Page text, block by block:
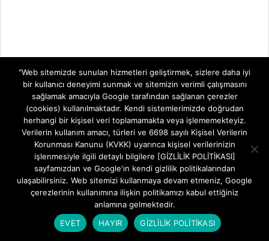
"Web sitemizde sunulan hizmetleri geliştirmek, sizlere daha iyi
bir kullanıcı deneyimi sunmak ve sitemizin verimli çalışmasını
sağlamak amacıyla Google tarafından sağlanan çerezler
(cookies) kullanılmaktadır. Kendi sistemlerimizde doğrudan
herhangi bir kişisel veri toplamamakta veya işlememekteyiz.
Verilerin kullanım amacı, türleri ve 6698 sayılı Kişisel Verilerin
Korunması Kanunu (KVKK) uyarınca kişisel verilerinizin
işlenmesiyle ilgili detaylı bilgilere [GİZLİLİK POLİTİKASI]
sayfamızdan ve Google'ın kendi gizlilik politikalarından
ulaşabilirsiniz. Web sitemizi kullanmaya devam etmeniz, Google
çerezlerinin kullanımına ilişkin politikamızı kabul ettiğiniz
anlamına gelmektedir.
EVET
HAYIR GİZLİLİK POLİTİKASI